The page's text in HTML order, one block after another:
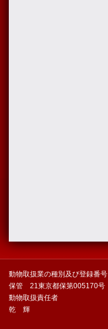
動物取扱業の種別及び登録番号
保管 21東京都保第005170号
動物取扱責任者
乾 輝